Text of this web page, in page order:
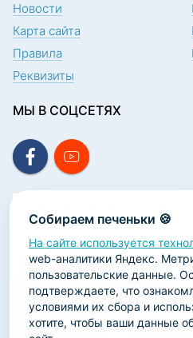
Собираем печеньки 🍪
На сайте используется
web-аналитики Яндекс.
пользовательские данные.
подтверждаете, что
условиями их сбора и
хотите, чтобы ваши данные
Новости
Карта сайта
Правила
Реквизиты
МЫ В СОЦСЕТЯХ
ПОДПИСКА НА НОВОСТИ
2026 ООО «Научно-
«ОРТОДЕНТ»